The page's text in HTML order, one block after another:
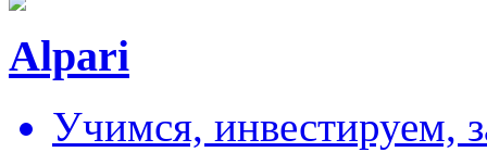
Alpari
Учимся, инвестируем,